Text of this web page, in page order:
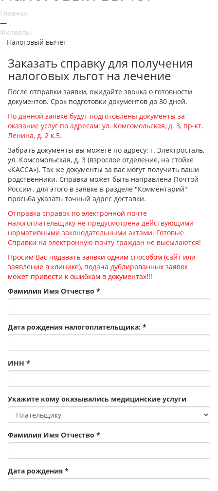
Главная
—
Филиалы
—Налоговый вычет
Заказать справку для получения
налоговых льгот на лечение
После отправки заявки, ожидайте звонка о готовности
документов. Срок подготовки документов до 30 дней.
По данной заявке будут подготовлены документы за
оказание услуг по адресам: ул. Комсомольская, д. 3, пр-кт.
Ленина, д. 2 к.5.
Забрать документы вы можете по адресу: г. Электросталь,
ул. Комсомольская, д. 3 (взрослое отделение, на стойке
«КАССА»). Так же документы за вас могут получить ваши
родственники. Справка может быть направлена Почтой
России , для этого в заявке в разделе "Комментарий"
просьба указать точный адрес доставки.
Отправка справок по электронной почте
налогоплательщику не предусмотрена действующими
нормативными законодательными актами. Готовые
Справки на электронную почту граждан не высылаются!
Просим Вас подавать заявки одним способом (сайт или
заявление в клинике), подача дублированных заявок
может привести к ошибкам в документах!!!
Фамилия Имя Отчество *
Дата рождения налогоплательщика: *
ИНН *
Укажите кому оказывались медицинские услуги
Фамилия Имя Отчество *
Дата рождения *